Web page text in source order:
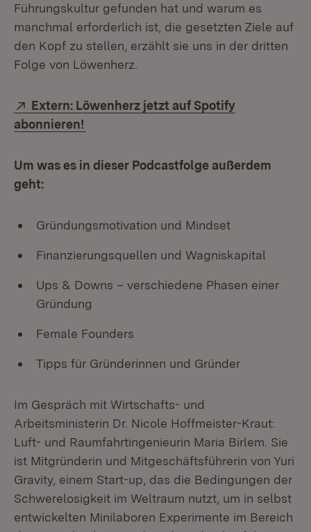
Führungskultur gefunden hat und warum es
manchmal erforderlich ist, die gesetzten Ziele auf
den Kopf zu stellen, erzählt sie uns in der dritten
Folge von Löwenherz.
Extern:
Extern: Löwenherz jetzt auf Spotify
abonnieren!
Um was es in dieser Podcastfolge außerdem
geht:
Gründungsmotivation und Mindset
Finanzierungsquellen und Wagniskapital
Ups & Downs – verschiedene Phasen einer
Gründung
Female Founders
Tipps für Gründerinnen und Gründer
Im Gespräch mit Wirtschafts- und
Arbeitsministerin Dr. Nicole Hoffmeister-Kraut:
Luft- und Raumfahrtingenieurin Maria Birlem. Sie
ist Mitgründerin und Mitgeschäftsführerin von Yuri
Gravity, einem Start-up, das die Bedingungen der
Schwerelosigkeit im Weltraum nutzt, um in selbst
entwickelten Minilaboren Experimente im Bereich